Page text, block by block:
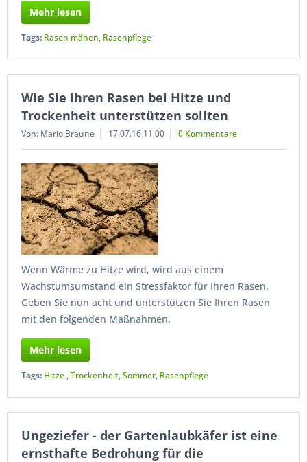
Mehr lesen
Tags: Rasen mähen, Rasenpflege
Wie Sie Ihren Rasen bei Hitze und
Trockenheit unterstützen sollten
Von: Mario Braune 17.07.16 11:00 0 Kommentare
Wenn Wärme zu Hitze wird, wird aus einem
Wachstumsumstand ein Stressfaktor für Ihren Rasen.
Geben Sie nun acht und unterstützen Sie Ihren Rasen
mit den folgenden Maßnahmen.
Mehr lesen
Tags: Hitze ,Trockenheit,Sommer, Rasenpflege
Ungeziefer - der Gartenlaubkäfer ist eine
ernsthafte Bedrohung für die